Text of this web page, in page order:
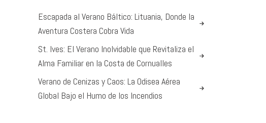
Escapada al Verano Báltico: Lituania, Donde la
Aventura Costera Cobra Vida
St. Ives: El Verano Inolvidable que Revitaliza el
Alma Familiar en la Costa de Cornualles
Verano de Cenizas y Caos: La Odisea Aérea
Global Bajo el Humo de los Incendios